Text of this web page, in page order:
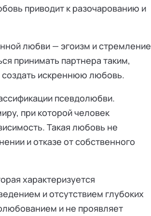
приводит к разочарованию и
любви — эгоизм и стремление
принимать партнера таким,
создать искреннюю любовь.
псевдолюбви.
при которой человек
Такая любовь не
и отказе от собственного
характеризуется
и отсутствием глубоких
и не проявляет